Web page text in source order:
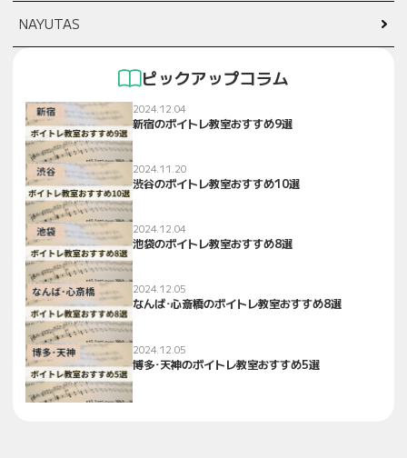
NAYUTAS
ピックアップコラム
2024.12.04
新宿のボイトレ教室おすすめ9選
2024.11.20
渋谷のボイトレ教室おすすめ10選
2024.12.04
池袋のボイトレ教室おすすめ8選
2024.12.05
なんば･心斎橋のボイトレ教室おすすめ8選
2024.12.05
博多･天神のボイトレ教室おすすめ5選